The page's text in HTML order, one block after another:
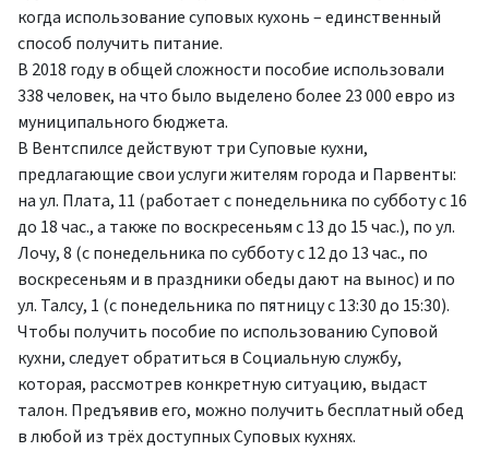
когда использование суповых кухонь – единственный
способ получить питание.
В 2018 году в общей сложности пособие использовали
338 человек, на что было выделено более 23 000 евро из
муниципального бюджета.
В Вентспилсе действуют три Суповые кухни,
предлагающие свои услуги жителям города и Парвенты:
на ул. Плата, 11 (работает с понедельника по субботу с 16
до 18 час., а также по воскресеньям с 13 до 15 час.), по ул.
Лочу, 8 (с понедельника по субботу с 12 до 13 час., по
воскресеньям и в праздники обеды дают на вынос) и по
ул. Талсу, 1 (с понедельника по пятницу с 13:30 до 15:30).
Чтобы получить пособие по использованию Суповой
кухни, следует обратиться в Социальную службу,
которая, рассмотрев конкретную ситуацию, выдаст
талон. Предъявив его, можно получить бесплатный обед
в любой из трёх доступных Суповых кухнях.